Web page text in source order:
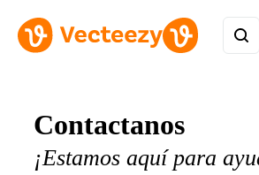
Contactanos
¡Estamos aquí para